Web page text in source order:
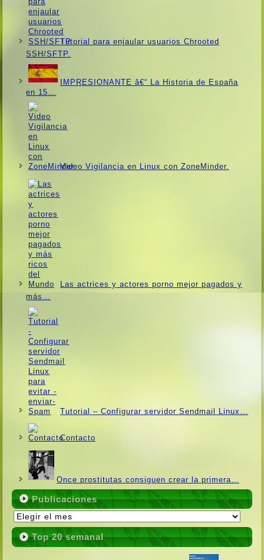
Tutorial para enjaular usuarios Chrooted
SSH/SFTP.
IMPRESIONANTE â€“ La Historia de España
en 15…
Video Vigilancia en Linux con ZoneMinder.
Las actrices y actores porno mejor pagados y
más…
Tutorial – Configurar servidor Sendmail Linux…
Contacto
Once prostitutas consiguen crear la primera…
Publicaciones
Publicaciones
Top 20 semanal